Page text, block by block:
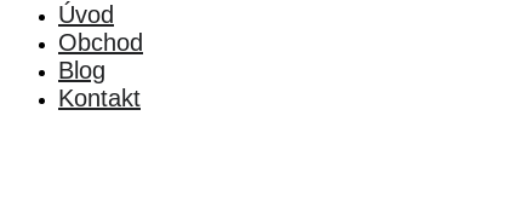
Úvod
Obchod
Blog
Kontakt